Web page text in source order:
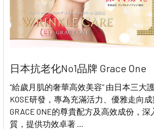
日本抗老化No1品牌 Grace One
“給歲月肌的奢華高效美容” 由日本三大
KOSE研發，專為充滿活力、優雅走向成
GRACE ONE的尊貴配方及高效成份，
質，提供功效卓著 …